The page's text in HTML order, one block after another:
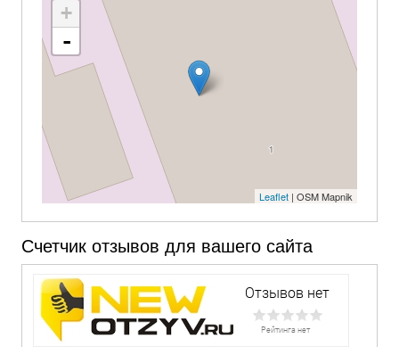
+
-
Leaflet| OSM Mapnik
Счетчик отзывов для вашего сайта